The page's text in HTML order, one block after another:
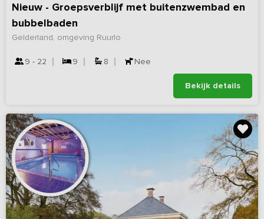
Nieuw - Groepsverblijf met buitenzwembad en
bubbelbaden
Gelderland, omgeving Ruurlo
9 - 22 9 8 Nee
Bekijk details